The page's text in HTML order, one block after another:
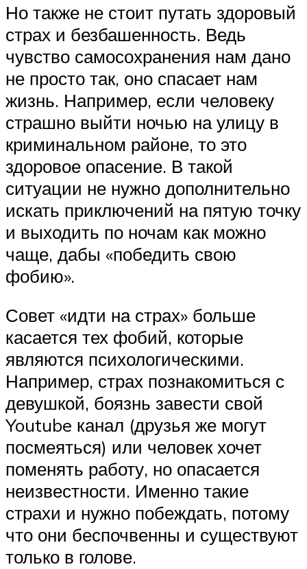
Но также не стоит путать здоровый
страх и безбашенность. Ведь
чувство самосохранения нам дано
не просто так, оно спасает нам
жизнь. Например, если человеку
страшно выйти ночью на улицу в
криминальном районе, то это
здоровое опасение. В такой
ситуации не нужно дополнительно
искать приключений на пятую точку
и выходить по ночам как можно
чаще, дабы «победить свою
фобию».
Совет «идти на страх» больше
касается тех фобий, которые
являются психологическими.
Например, страх познакомиться с
девушкой, боязнь завести свой
Youtube канал (друзья же могут
посмеяться) или человек хочет
поменять работу, но опасается
неизвестности. Именно такие
страхи и нужно побеждать, потому
что они беспочвенны и существуют
только в голове.